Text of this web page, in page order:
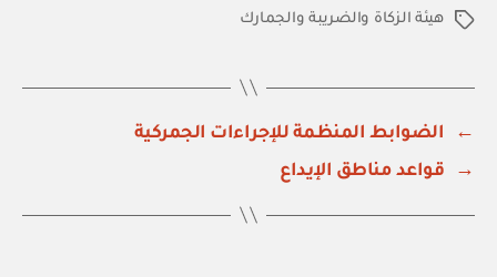
الوسومهيئة الزكاة والضريبة والجمارك
←
الضوابط المنظمة للإجراءات الجمركية
→
قواعد مناطق الإيداع